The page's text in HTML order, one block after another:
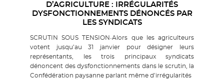
D’AGRICULTURE : IRRÉGULARITÉS
DYSFONCTIONNEMENTS DÉNONCÉS PAR
LES SYNDICATS
SCRUTIN SOUS TENSION•Alors que les agriculteurs
votent jusqu’au 31 janvier pour désigner leurs
représentants, les trois principaux syndicats
dénoncent des dysfonctionnements dans le scrutin, la
Confédération paysanne parlant même d’irrégularités